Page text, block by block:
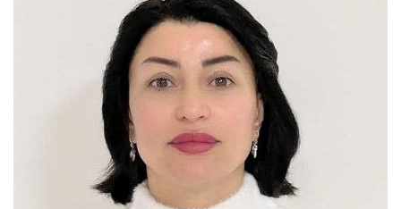
Hristina Damevska-Mitrovikj
Assistants étudiants
Étudiants en doctorat